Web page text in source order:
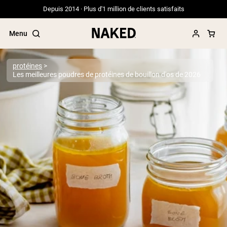
Depuis 2014 · Plus d'1 million de clients satisfaits
Menu
Termes de recherche populaires
”Protein Powder“
”Overnight Oats“
”Vegan protein“
”Collagen“
”Micellar Casein“
PROTÉINES EN POUDRE Meilleure Vente
Protéine de pois
Protéine de Whey en Poudre
Peptides de collagène
protéines
Les meilleures poudres de protéines de bouillon d'os de 2026